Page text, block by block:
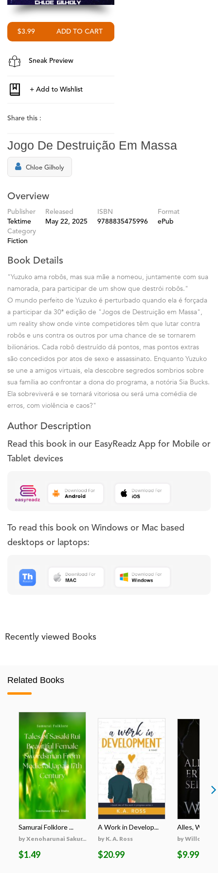
$3.99
Sneak Preview
Share this :
Jogo De Destruição Em Massa
Chloe Gilholy
Overview
Publisher
Tektime
Released
May 22, 2025
ISBN
9788835475996
Format
ePub
Category
Fiction
Book Details
"Yuzuko ama robôs, mas sua mãe a nomeou, juntamente com sua
namorada, para participar de um show que destrói robôs."
O mundo perfeito de Yuzuko é perturbado quando ela é forçada
a participar da 30ª edição de "Jogos de Destruição em Massa",
um reality show onde vinte competidores têm que lutar contra
robôs e uns contra os outros por uma chance de se tornarem
bilionários. Cada robô destruído dá pontos, mas pontos extras
são concedidos por atos de sexo e assassinato. Enquanto Yuzuko
se une a amigos virtuais, ela descobre segredos sombrios sobre
sua família ao confrontar a dona do programa, a notória Sia Bucks.
Ela sobreviverá e se tornará vitoriosa ou será uma comédia de
erros, com violência e caos?"
Author Description
Read this book in our EasyReadz App for Mobile or
Tablet devices
To read this book on Windows or Mac based
desktops or laptops:
Recently viewed Books
Related Books
Samurai Folklore ...
by Xenoharunai Sakur...
$1.49
A Work in Develop...
by K. A. Ross
$20.99
Alles, Was Er
by Willow
$9.99